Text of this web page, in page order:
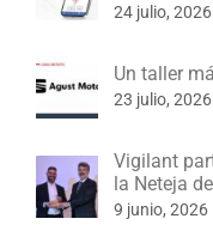
24 julio, 2026
Un taller
23 julio, 2026
Vigilant
la Neteja
9 junio, 2026